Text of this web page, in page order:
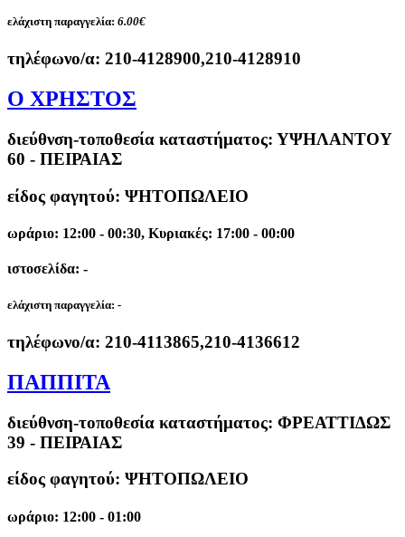
ελάχιστη παραγγελία: 6.00€
τηλέφωνο/α: 210-4128900,210-4128910
Ο ΧΡΗΣΤΟΣ
διεύθνση-τοποθεσία καταστήματος: ΥΨΗΛΑΝΤΟΥ
60 - ΠΕΙΡΑΙΑΣ
είδος φαγητού: ΨΗΤΟΠΩΛΕΙΟ
ωράριο: 12:00 - 00:30, Κυριακές: 17:00 - 00:00
ιστοσελίδα: -
ελάχιστη παραγγελία: -
τηλέφωνο/α: 210-4113865,210-4136612
ΠΑΠΠΙΤΑ
διεύθνση-τοποθεσία καταστήματος: ΦΡΕΑΤΤΙΔΩΣ
39 - ΠΕΙΡΑΙΑΣ
είδος φαγητού: ΨΗΤΟΠΩΛΕΙΟ
ωράριο: 12:00 - 01:00